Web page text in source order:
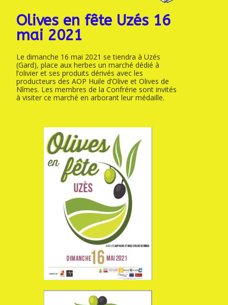
Olives en fête Uzés 16
mai 2021
Le dimanche 16 mai 2021 se tiendra à Uzés
(Gard), place aux herbes un marché dédié à
l’olivier et ses produits dérivés avec les
producteurs des AOP Huile d’Olive et Olives de
Nîmes. Les membres de la Confrérie sont invités
à visiter ce marché en arborant leur médaille.